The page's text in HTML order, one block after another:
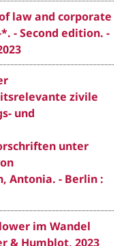
law and corporate
- Second edition. -
zivile
und
unter
Antonia. - Berlin :
im Wandel
& Humblot, 2023